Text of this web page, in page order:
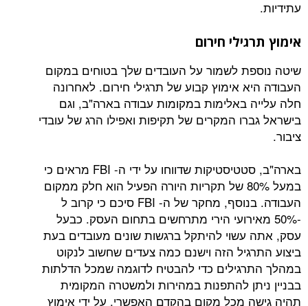
חירום
לשמור על העובדים שלך בטוחים במקום
אימוץ קבוע של תרגילי חירום. לאחרונה
באלימות במקומות עבודה בארה"ב, וגם
המקרים של תקיפות ואפילו הרג של עובדי
בארה"ב, סטטיסטיקות שדווחו על ידי ה- FBI מראים כי
במעל 80% של תקריות היורה הפעיל הוא חלק ממקום
העבודה. בנוסף, מחקר של ה- FBI סיכם כי קרוב ל
מאירועי הירי מתרחשים בתחום העסק. כבעל
להיתקל ברגשות שונים מעובדים בעת
הזה וישנם כמה צעדים שחשוב לנקוט
כדי להבטיח לדוגמה שמכל הדלתות
להתפנות במהירות ולמשטרה המקומית
מכל מקום בהקדם האפשרי. על ידי אימוץ